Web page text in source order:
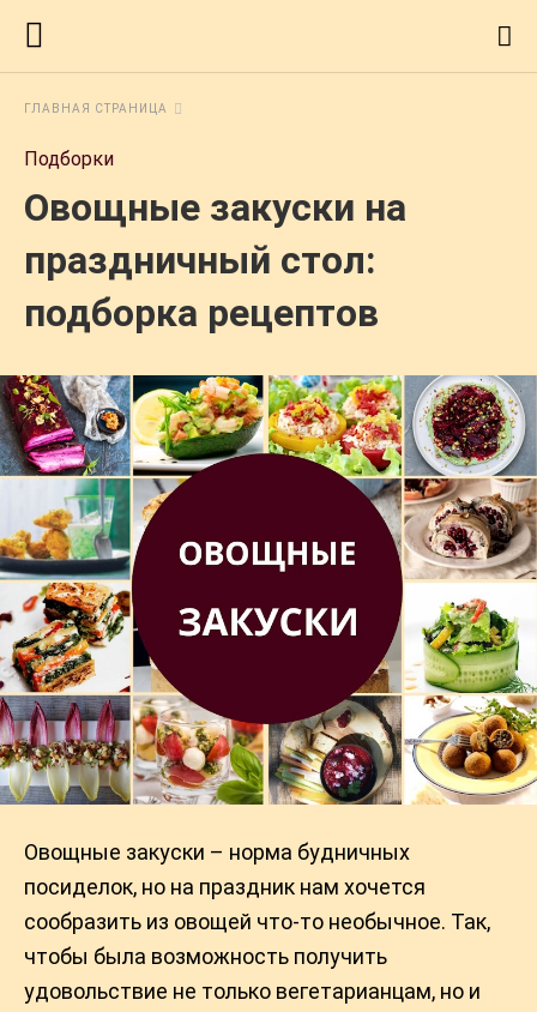
ГЛАВНАЯ СТРАНИЦА
Подборки
Овощные закуски на
праздничный стол:
подборка рецептов
Овощные закуски – норма будничных
посиделок, но на праздник нам хочется
сообразить из овощей что-то необычное. Так,
чтобы была возможность получить
удовольствие не только вегетарианцам, но и